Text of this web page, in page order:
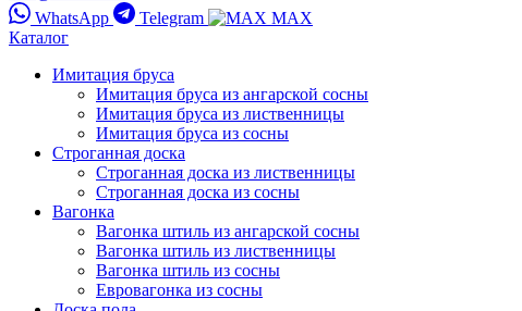
WhatsApp
Telegram
MAX
Каталог
Имитация бруса
Имитация бруса из ангарской сосны
Имитация бруса из лиственницы
Имитация бруса из сосны
Строганная доска
Строганная доска из лиственницы
Строганная доска из сосны
Вагонка
Вагонка штиль из ангарской сосны
Вагонка штиль из лиственницы
Вагонка штиль из сосны
Евровагонка из сосны